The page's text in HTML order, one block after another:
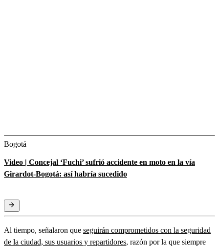
Bogotá
Video | Concejal ‘Fuchi’ sufrió accidente en moto en la vía
Girardot-Bogotá: así habría sucedido
Al tiempo, señalaron que seguirán comprometidos con la seguridad
de la ciudad, sus usuarios y repartidores, razón por la que siempre